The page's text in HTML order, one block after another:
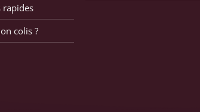
rapides
colis ?